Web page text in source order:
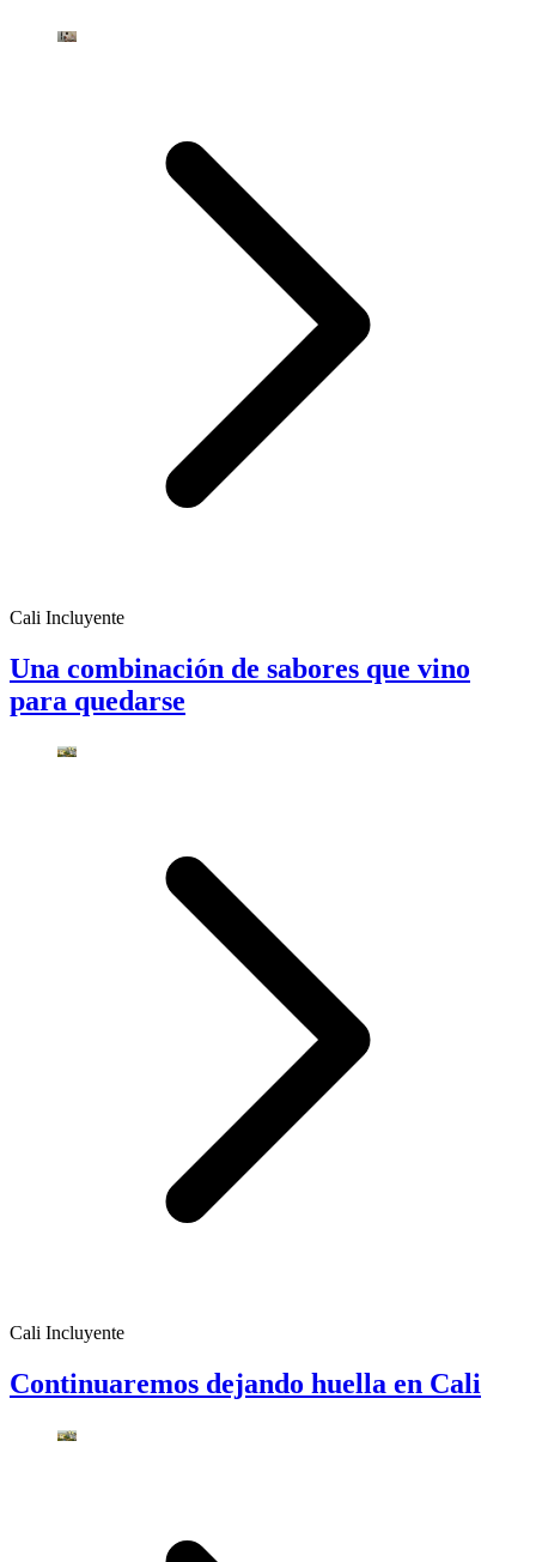
Cali Incluyente
Una combinación de sabores que vino
para quedarse
Cali Incluyente
Continuaremos dejando huella en Cali